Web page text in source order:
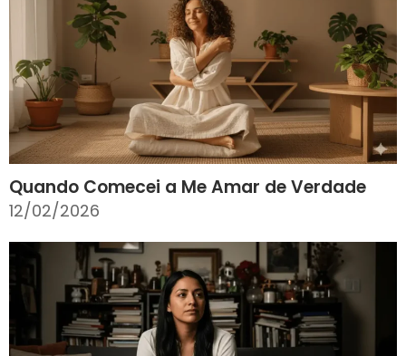
Quando Comecei a Me Amar de Verdade
12/02/2026